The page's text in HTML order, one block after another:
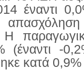
έναντι
-
κατά 0,9%